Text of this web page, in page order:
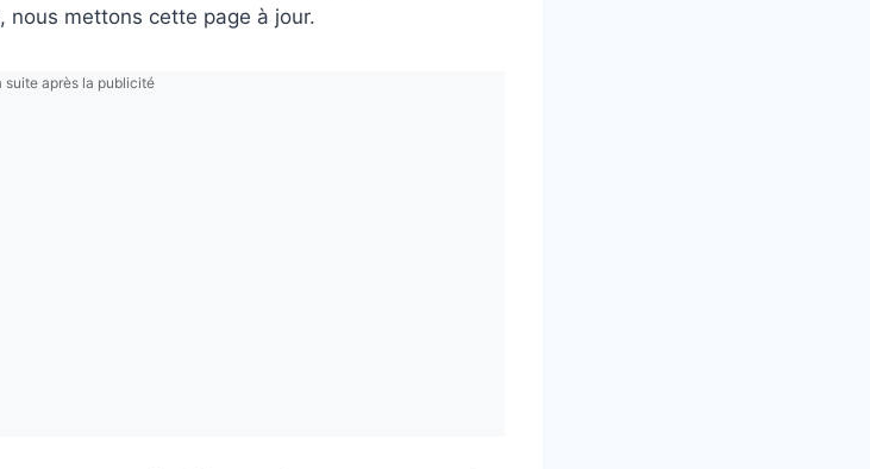
nous mettons cette page à jour.
suite après la publicité